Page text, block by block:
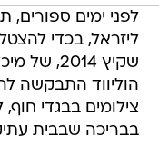
לפני ימים ספורים,
ליזראל, בכדי
שקיץ
הוליווד התבקשה
צילומים בבגדי
בבריכה שבבית